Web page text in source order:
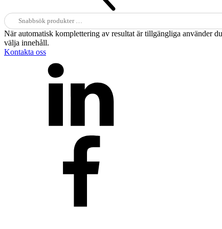
Sök
efter:
När automatisk komplettering av resultat är tillgängliga använder
välja innehåll.
Kontakta oss